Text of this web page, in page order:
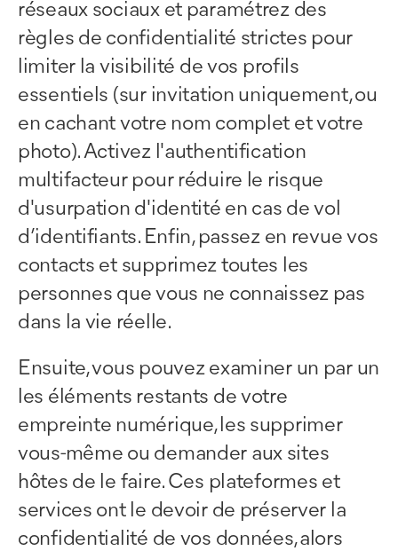
réseaux sociaux et paramétrez des
règles de confidentialité strictes pour
limiter la visibilité de vos profils
essentiels (sur invitation uniquement, ou
en cachant votre nom complet et votre
photo). Activez l'authentification
multifacteur pour réduire le risque
d'usurpation d'identité en cas de vol
d’identifiants. Enfin, passez en revue vos
contacts et supprimez toutes les
personnes que vous ne connaissez pas
dans la vie réelle.
Ensuite, vous pouvez examiner un par un
les éléments restants de votre
empreinte numérique, les supprimer
vous-même ou demander aux sites
hôtes de le faire. Ces plateformes et
services ont le devoir de préserver la
confidentialité de vos données, alors